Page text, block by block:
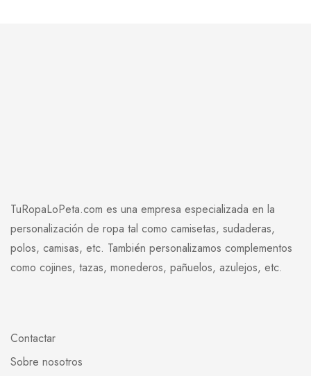
TuRopaLoPeta.com es una empresa especializada en la
personalización de ropa tal como camisetas, sudaderas,
polos, camisas, etc. También personalizamos complementos
como cojines, tazas, monederos, pañuelos, azulejos, etc.
Contactar
Sobre nosotros